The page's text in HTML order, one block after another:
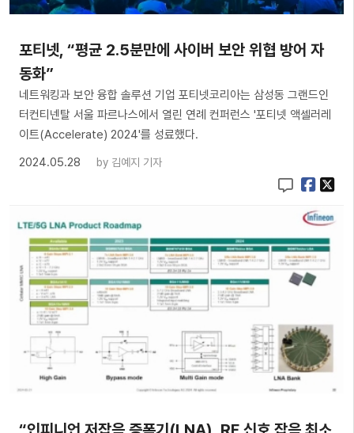
포티넷, “평균 2.5분만에 사이버 보안 위협 방어 자
동화”
네트워킹과 보안 융합 솔루션 기업 포티넷코리아는 삼성동 그랜드인
터컨티넨탈 서울 파르나스에서 열린 연례 컨퍼런스 '포티넷 액셀러레
이트(Accelerate) 2024'를 성료했다.
2024.05.28
by 김예지 기자